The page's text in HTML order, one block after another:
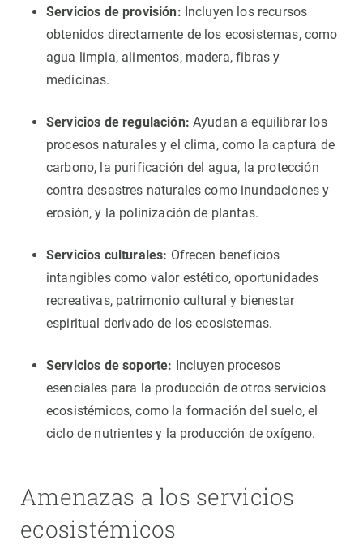
Servicios de provisión: Incluyen los recursos
obtenidos directamente de los ecosistemas, como
agua limpia, alimentos, madera, fibras y
medicinas.
Servicios de regulación: Ayudan a equilibrar los
procesos naturales y el clima, como la captura de
carbono, la purificación del agua, la protección
contra desastres naturales como inundaciones y
erosión, y la polinización de plantas.
Servicios culturales: Ofrecen beneficios
intangibles como valor estético, oportunidades
recreativas, patrimonio cultural y bienestar
espiritual derivado de los ecosistemas.
Servicios de soporte: Incluyen procesos
esenciales para la producción de otros servicios
ecosistémicos, como la formación del suelo, el
ciclo de nutrientes y la producción de oxígeno.
Amenazas a los servicios
ecosistémicos